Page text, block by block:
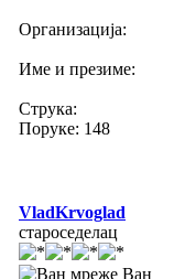
Организација:
Име и презиме:
Струка:
Поруке: 148
VladKrvoglad
староседелац
Ван